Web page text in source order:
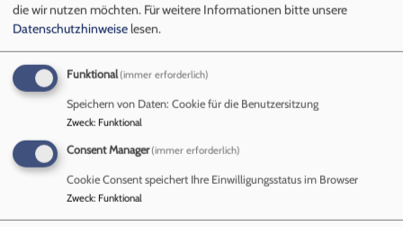
Geschichte
Hauptnavigation
Startseite Fußbereichsmenü
Kontakt
Cookie-Einstellungen
die wir nutzen möchten. Für weitere Informationen bitte unsere
Datenschutzhinweiselesen.
Funktional (immer erforderlich)
Speichern von Daten: Cookie für die Benutzersitzung
Zweck: Funktional
Consent Manager (immer erforderlich)
Cookie Consent speichert Ihre Einwilligungsstatus im Browser
Zweck: Funktional